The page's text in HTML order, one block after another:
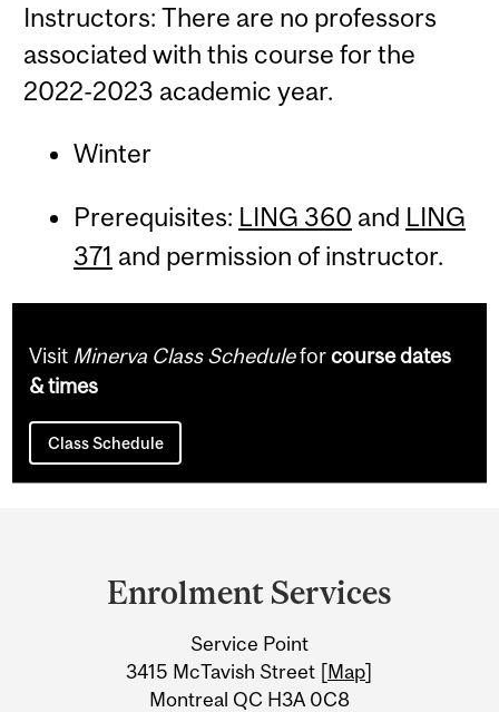
Instructors: There are no professors
associated with this course for the
2022-2023 academic year.
Winter
Prerequisites: LING 360 and LING
371 and permission of instructor.
Visit Minerva Class Scheduleforcourse dates
& times
Class Schedule
Information
Enrolment Services
Service Point
3415 McTavish Street [Map]
Montreal QC H3A 0C8